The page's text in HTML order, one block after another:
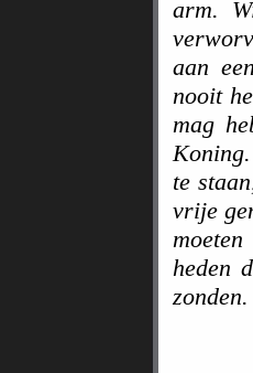
arm.
aan
nooit
mag
te
vrije
heden